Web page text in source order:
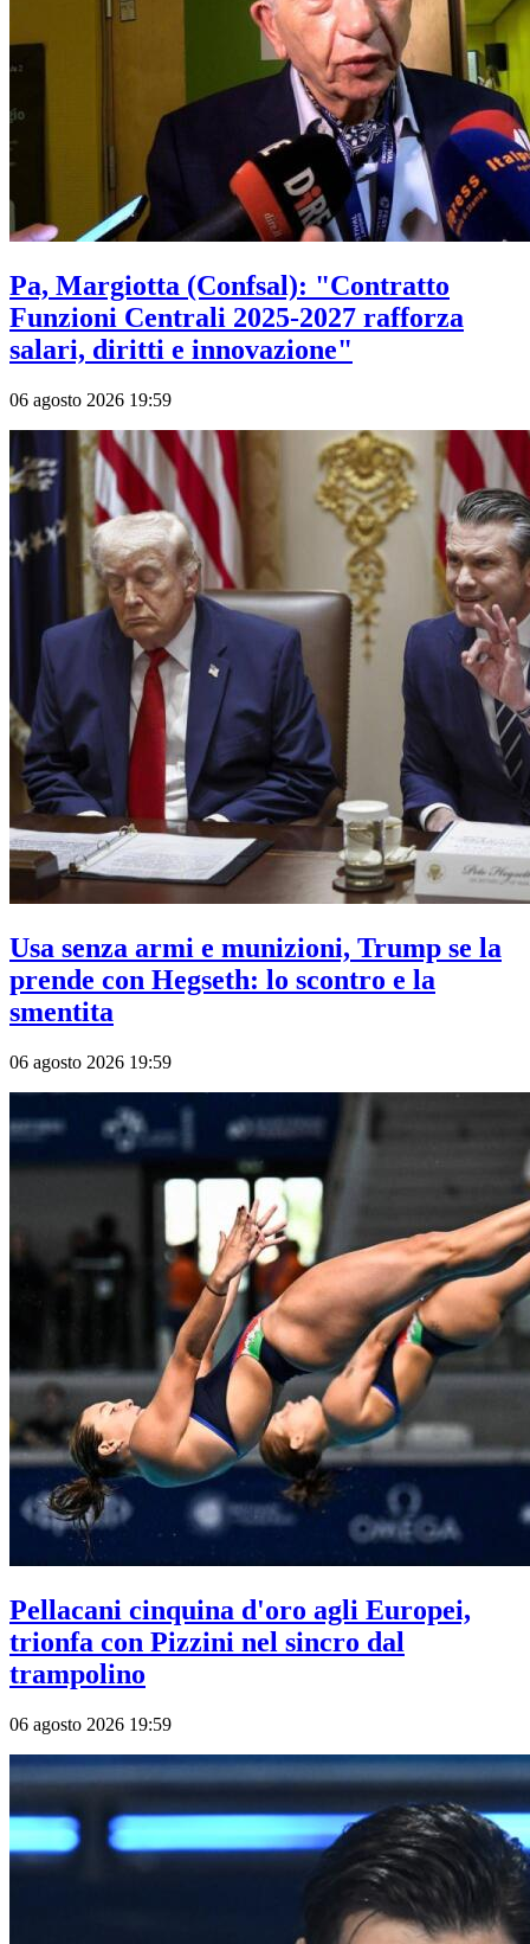
Pa, Margiotta (Confsal): "Contratto
Funzioni Centrali 2025-2027 rafforza
salari, diritti e innovazione"
06 agosto 2026 19:59
Usa senza armi e munizioni, Trump se la
prende con Hegseth: lo scontro e la
smentita
06 agosto 2026 19:59
Pellacani cinquina d'oro agli Europei,
trionfa con Pizzini nel sincro dal
trampolino
06 agosto 2026 19:59